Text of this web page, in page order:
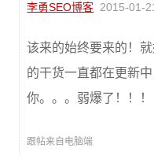
李勇SEO博客 2015-01-
该来的始终要来的！
的干货一直都在更新
你。。。弱爆了！！！
跟帖来自电脑端